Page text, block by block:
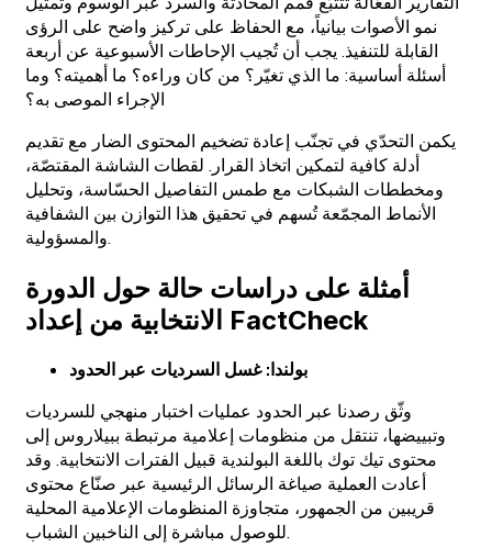
نمو الأصوات بيانياً، مع الحفاظ على تركيز واضح على الرؤى
القابلة للتنفيذ. يجب أن تُجيب الإحاطات الأسبوعية عن أربعة
أسئلة أساسية: ما الذي تغيّر؟ من كان وراءه؟ ما أهميته؟ وما
الإجراء الموصى به؟
يكمن التحدّي في تجنّب إعادة تضخيم المحتوى الضار مع تقديم
أدلة كافية لتمكين اتخاذ القرار. لقطات الشاشة المقتصّة،
ومخططات الشبكات مع طمس التفاصيل الحسّاسة، وتحليل
الأنماط المجمّعة تُسهم في تحقيق هذا التوازن بين الشفافية
والمسؤولية.
أمثلة على دراسات حالة حول الدورة
الانتخابية من إعداد FactCheck
بولندا: غسل السرديات عبر الحدود
وثّق رصدنا عبر الحدود عمليات اختبار منهجي للسرديات
وتبييضها، تنتقل من منظومات إعلامية مرتبطة ببيلاروس إلى
محتوى تيك توك باللغة البولندية قبيل الفترات الانتخابية. وقد
أعادت العملية صياغة الرسائل الرئيسية عبر صنّاع محتوى
قريبين من الجمهور، متجاوزة المنظومات الإعلامية المحلية
للوصول مباشرة إلى الناخبين الشباب.